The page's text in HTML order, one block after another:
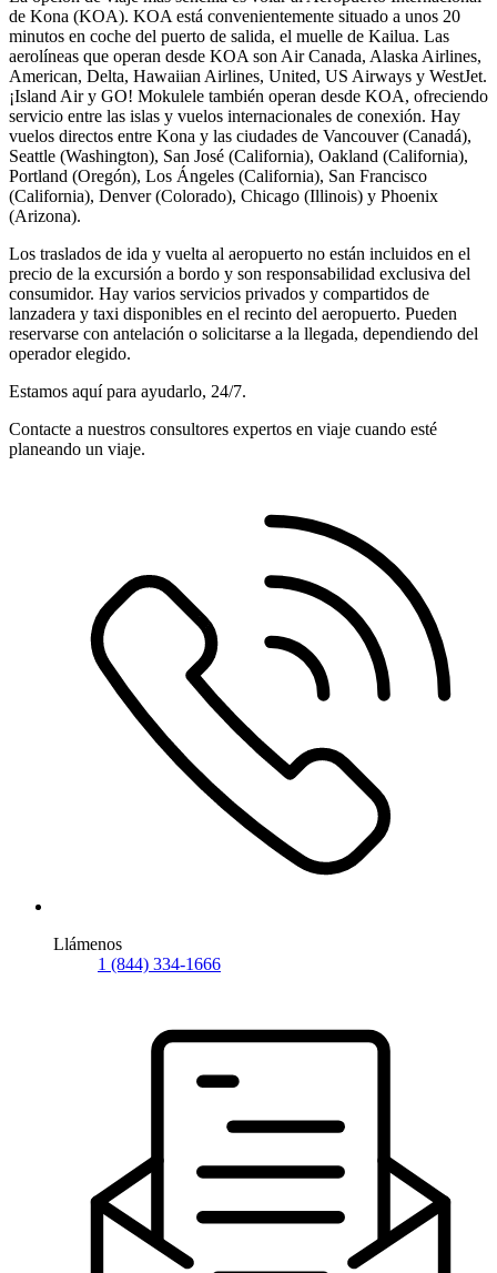
de Kona (KOA). KOA está convenientemente situado a unos 20
minutos en coche del puerto de salida, el muelle de Kailua. Las
aerolíneas que operan desde KOA son Air Canada, Alaska Airlines,
American, Delta, Hawaiian Airlines, United, US Airways y WestJet.
¡Island Air y GO! Mokulele también operan desde KOA, ofreciendo
servicio entre las islas y vuelos internacionales de conexión. Hay
vuelos directos entre Kona y las ciudades de Vancouver (Canadá),
Seattle (Washington), San José (California), Oakland (California),
Portland (Oregón), Los Ángeles (California), San Francisco
(California), Denver (Colorado), Chicago (Illinois) y Phoenix
(Arizona).
Los traslados de ida y vuelta al aeropuerto no están incluidos en el
precio de la excursión a bordo y son responsabilidad exclusiva del
consumidor. Hay varios servicios privados y compartidos de
lanzadera y taxi disponibles en el recinto del aeropuerto. Pueden
reservarse con antelación o solicitarse a la llegada, dependiendo del
operador elegido.
Estamos aquí para ayudarlo, 24/7.
Contacte a nuestros consultores expertos en viaje cuando esté
planeando un viaje.
Llámenos
1 (844) 334-1666